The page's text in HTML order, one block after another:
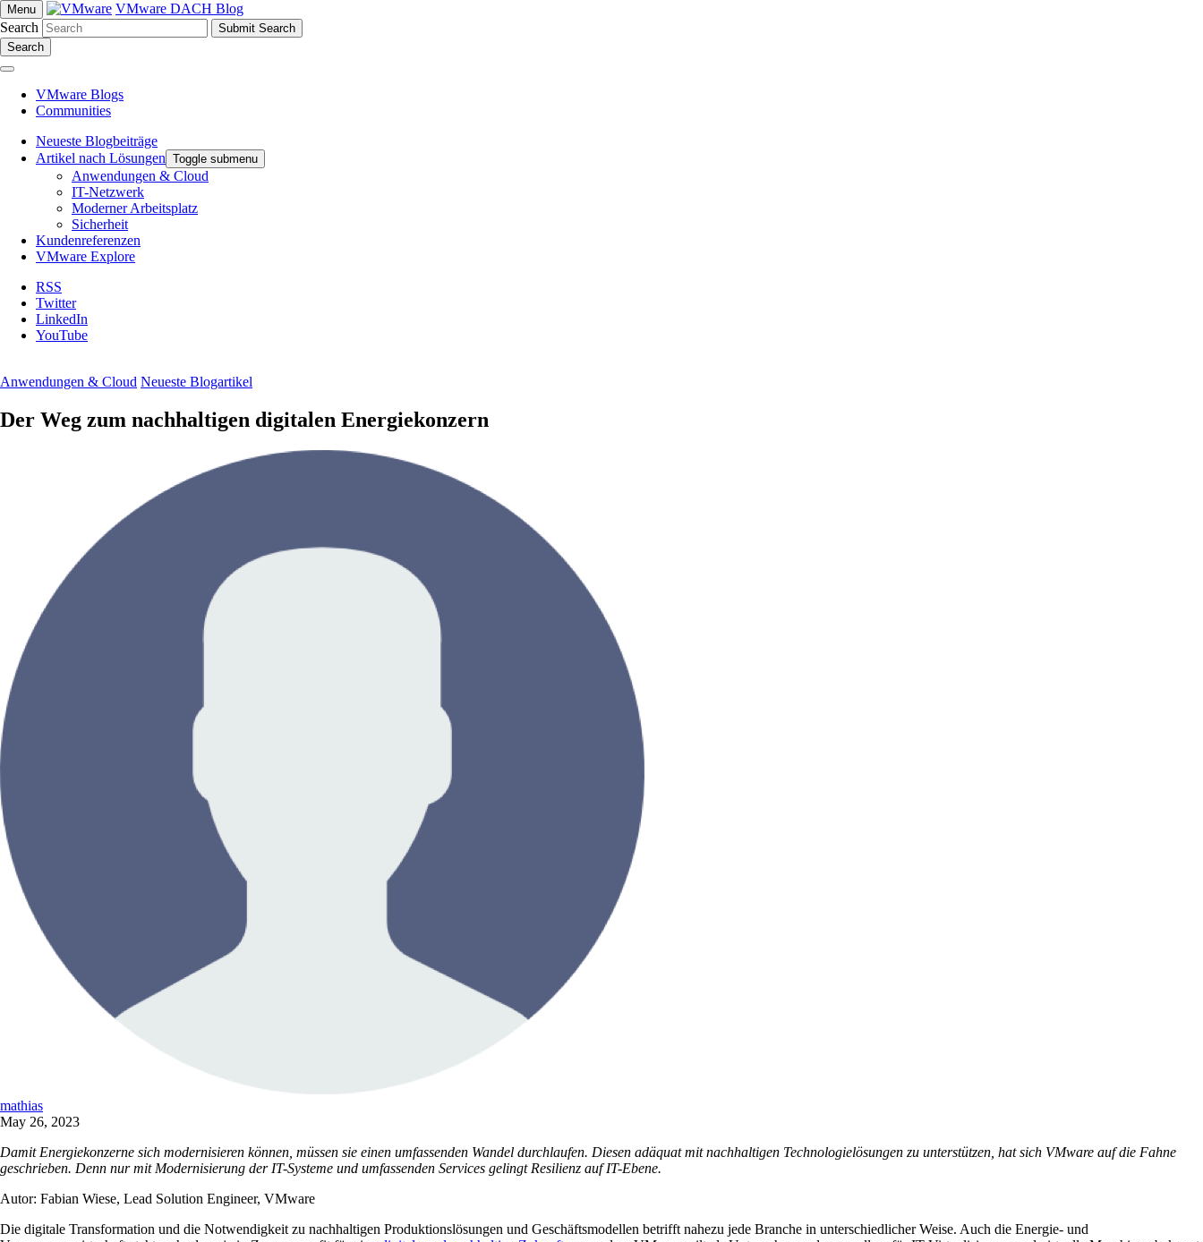
Menu
VMware DACH Blog
Search
Search
VMware Blogs
Communities
Neueste Blogbeiträge
Artikel nach Lösungen Toggle submenu
Anwendungen & Cloud
IT-Netzwerk
Moderner Arbeitsplatz
Sicherheit
Kundenreferenzen
VMware Explore
RSS
Twitter
LinkedIn
YouTube
Anwendungen & Cloud Neueste Blogartikel
Der Weg zum nachhaltigen digitalen Energiekonzern
mathias
May 26, 2023
Damit Energiekonzerne sich modernisieren können, müssen sie einen umfassenden Wandel durchlaufen. Diesen adäquat mit nachhaltigen Technologielösungen zu unterstützen, hat sich VMware auf die Fahne
geschrieben. Denn nur mit Modernisierung der IT-Systeme und umfassenden Services gelingt Resilienz auf IT-Ebene.
Autor: Fabian Wiese, Lead Solution Engineer, VMware
Die digitale Transformation und die Notwendigkeit zu nachhaltigen Produktionslösungen und Geschäftsmodellen betrifft nahezu jede Branche in unterschiedlicher Weise. Auch die Energie- und